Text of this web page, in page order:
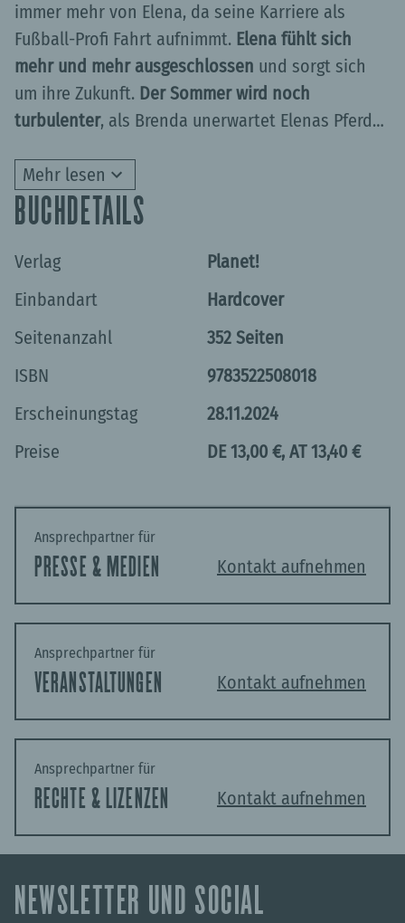
immer mehr von Elena, da seine Karriere als
Fußball-Profi Fahrt aufnimmt. Elena fühlt sich
mehr und mehr ausgeschlossen und sorgt sich
um ihre Zukunft. Der Sommer wird noch
turbulenter, als Brenda unerwartet Elenas Pferd
Träume verwirklichen
Von den Fans sehnsüchtig erwartet: der neue
Band der Bestseller-Serie.
In dieser Serie bereits erschienen:
Elena – Gegen alle Hindernisse (1)
Elena – Ihr größter Sieg (5)
Mehr lesen
BUCHDETAILS
Verlag
Planet!
Einbandart
Hardcover
Seitenanzahl
352 Seiten
ISBN
9783522508018
Erscheinungstag
28.11.2024
Preise
DE 13,00 €, AT 13,40 €
Ansprechpartner für
PRESSE & MEDIEN Kontakt aufnehmen
Ansprechpartner für
VERANSTALTUNGEN Kontakt aufnehmen
Ansprechpartner für
RECHTE & LIZENZEN Kontakt aufnehmen
NEWSLETTER UND SOCIAL